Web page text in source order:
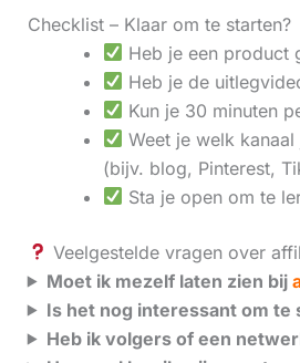
Checklist – Klaar om te starten?
Heb je een product
Heb je de
Kun je 30 minuten
Weet je welk
(bijv. blog, Pinterest,
Sta je open om te
Veelgestelde vragen over
Moet ik mezelf laten zien bij
Is het nog interessant om te
Heb ik volgers of een